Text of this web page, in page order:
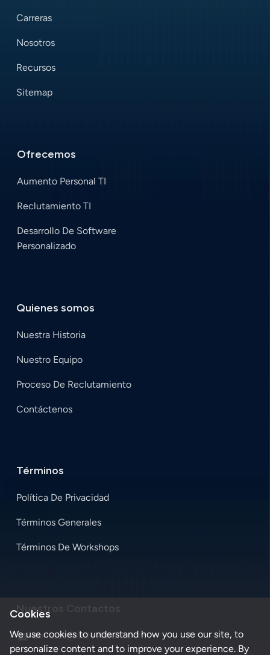
Carreras
Nosotros
Recursos
Sitemap
Ofrecemos
Aumento Personal TI
Reclutamiento TI
Desarrollo De Software
Personalizado
Quienes somos
Nuestra Historia
Nuestro Equipo
Proceso De Reclutamiento
Contáctenos
Términos
Política De Privacidad
Términos Generales
Términos De Workshops
Nuestros Contactos
email contact@atdevtalent.com
Cookies
We use cookies to understand how you use our site, to
personalize content and to improve your experience. By